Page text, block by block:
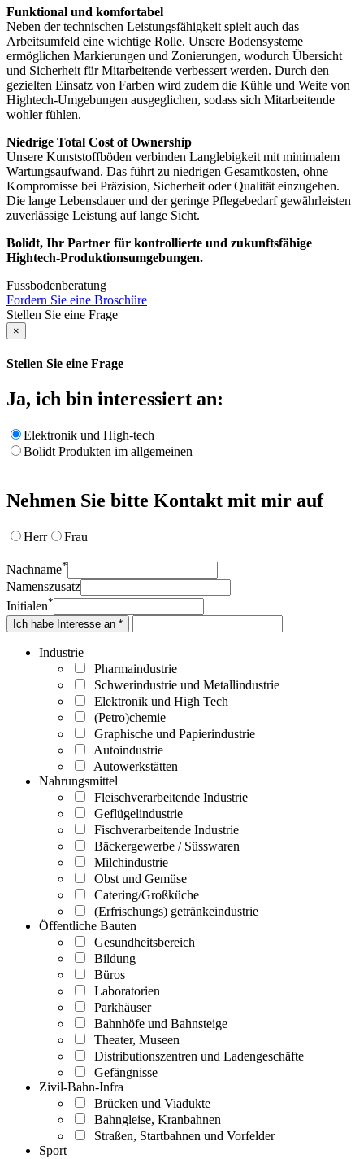
Funktional und komfortabel
Neben der technischen Leistungsfähigkeit spielt auch das
Arbeitsumfeld eine wichtige Rolle. Unsere Bodensysteme
ermöglichen Markierungen und Zonierungen, wodurch Übersicht
und Sicherheit für Mitarbeitende verbessert werden. Durch den
gezielten Einsatz von Farben wird zudem die Kühle und Weite von
Hightech-Umgebungen ausgeglichen, sodass sich Mitarbeitende
wohler fühlen.
Niedrige Total Cost of Ownership
Unsere Kunststoffböden verbinden Langlebigkeit mit minimalem
Wartungsaufwand. Das führt zu niedrigen Gesamtkosten, ohne
Kompromisse bei Präzision, Sicherheit oder Qualität einzugehen.
Die lange Lebensdauer und der geringe Pflegebedarf gewährleisten
zuverlässige Leistung auf lange Sicht.
Bolidt, Ihr Partner für kontrollierte und zukunftsfähige
Hightech-Produktionsumgebungen.
Fussbodenberatung
Fordern Sie eine Broschüre
Stellen Sie eine Frage
×
Stellen Sie eine Frage
Ja, ich bin interessiert an:
Elektronik und High-tech
Bolidt Produkten im allgemeinen
Nehmen Sie bitte Kontakt mit mir auf
Herr Frau
Nachname*
Namenszusatz
Initialen*
Ich habe Interesse an *
Industrie
Pharmaindustrie
Schwerindustrie und Metallindustrie
Elektronik und High Tech
(Petro)chemie
Graphische und Papierindustrie
Autoindustrie
Autowerkstätten
Nahrungsmittel
Fleischverarbeitende Industrie
Geflügelindustrie
Fischverarbeitende Industrie
Bäckergewerbe / Süsswaren
Milchindustrie
Obst und Gemüse
Catering/Großküche
(Erfrischungs) getränkeindustrie
Öffentliche Bauten
Gesundheitsbereich
Bildung
Büros
Laboratorien
Parkhäuser
Bahnhöfe und Bahnsteige
Theater, Museen
Distributionszentren und Ladengeschäfte
Gefängnisse
Zivil-Bahn-Infra
Brücken und Viadukte
Bahngleise, Kranbahnen
Straßen, Startbahnen und Vorfelder
Sport